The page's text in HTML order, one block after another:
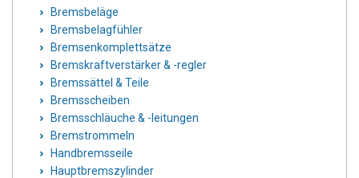
Bremsbeläge
Bremsbelagfühler
Bremsenkomplettsätze
Bremskraftverstärker & -regler
Bremssättel & Teile
Bremsscheiben
Bremsschläuche & -leitungen
Bremstrommeln
Handbremsseile
Hauptbremszylinder